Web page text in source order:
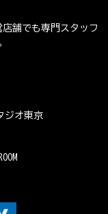
舗でも専門スタッフ
ジオ東京